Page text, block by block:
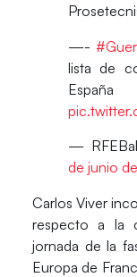
—-
lista de
—
de junio
Carlos Viver
respecto a la
jornada de la
Europa de